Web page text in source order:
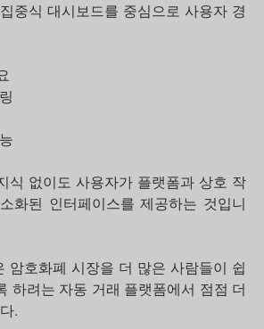
중식 대시보드를 중심으로 사용자 경
식 없이도 사용자가 플랫폼과 상호 작
화된 인터페이스를 제공하는 것입니
암호화폐 시장을 더 많은 사람들이 쉽
하려는 자동 거래 플랫폼에서 점점 더
.